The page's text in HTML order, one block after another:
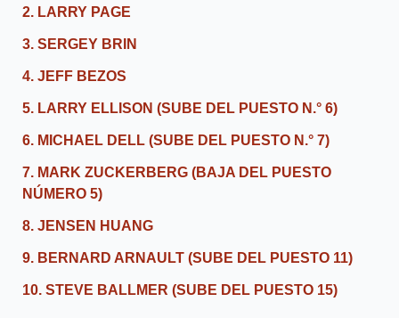
2. LARRY PAGE
3. SERGEY BRIN
4. JEFF BEZOS
5. LARRY ELLISON (SUBE DEL PUESTO N.° 6)
6. MICHAEL DELL (SUBE DEL PUESTO N.° 7)
7. MARK ZUCKERBERG (BAJA DEL PUESTO
NÚMERO 5)
8. JENSEN HUANG
9. BERNARD ARNAULT (SUBE DEL PUESTO 11)
10. STEVE BALLMER (SUBE DEL PUESTO 15)